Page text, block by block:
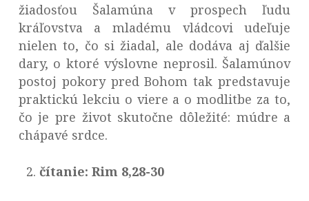
žiadosťou Šalamúna v prospech ľudu
kráľovstva a mladému vládcovi udeľuje
nielen to, čo si žiadal, ale dodáva aj ďalšie
dary, o ktoré výslovne neprosil. Šalamúnov
postoj pokory pred Bohom tak predstavuje
praktickú lekciu o viere a o modlitbe za to,
čo je pre život skutočne dôležité: múdre a
chápavé srdce.
čítanie: Rim 8,28-30